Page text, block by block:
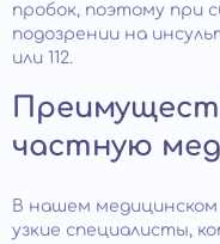
пробок, поэтому при
подозрении на
или 112.
частную
В нашем
узкие специалисты,